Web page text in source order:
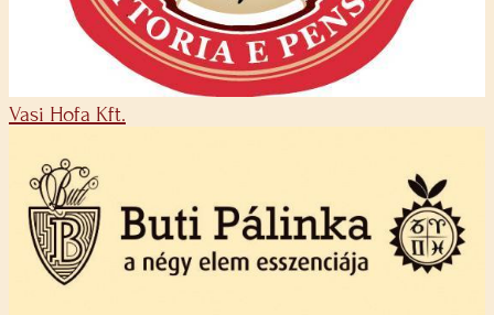
Vasi Hofa Kft.